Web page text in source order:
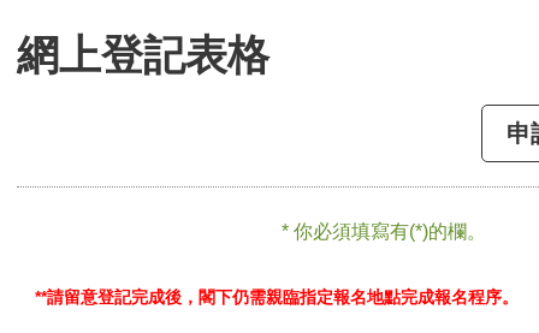
網上登記表格
申
* 你必須填寫有(*)的欄。
**請留意登記完成後，閣下仍需親臨指定報名地點完成報名程序。